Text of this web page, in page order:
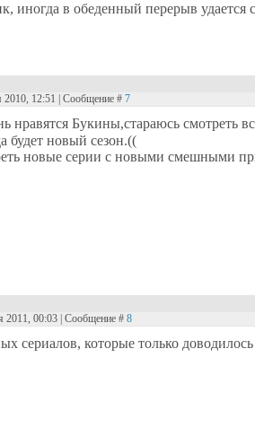
иногда в обеденный перерыв удается
2010, 12:51 | Сообщение # 7
нравятся Букины,стараюсь смотреть
будет новый сезон.((
новые серии с новыми смешными
2011, 00:03 | Сообщение # 8
сериалов, которые только доводилось